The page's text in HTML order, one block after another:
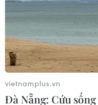
4 bước chuyển chiến
Nam củng cố niềm
vietnamplus.vn
Đà Nẵng: Cứu